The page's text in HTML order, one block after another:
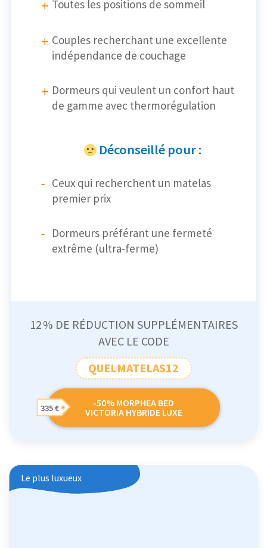
Toutes les positions de sommeil
Couples recherchant une excellente
indépendance de couchage
Dormeurs qui veulent un confort haut
de gamme avec thermorégulation
Déconseillé pour :
Ceux qui recherchent un matelas
premier prix
Dormeurs préférant une fermeté
extrême (ultra-ferme)
12 % DE RÉDUCTION SUPPLÉMENTAIRES
AVEC LE CODE
QUELMATELAS12
-50% MORPHEA BED
VICTORIA HYBRIDE LUXE
335 €
Le plus luxueux